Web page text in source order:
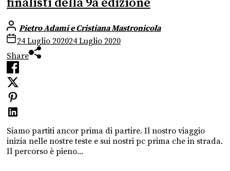
Pietro Adami e Cristiana Mastronicola
24 Luglio 202024 Luglio 2020
Share
Siamo partiti ancor prima di partire. Il nostro viaggio
inizia nelle nostre teste e sui nostri pc prima che in strada.
Il percorso è pieno...